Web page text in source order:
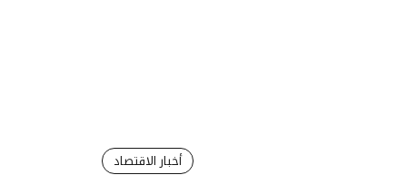
أخبار الاقتصاد